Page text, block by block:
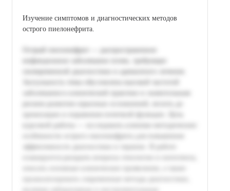
Изучение симптомов и диагностических методов
острого пиелонефрита.